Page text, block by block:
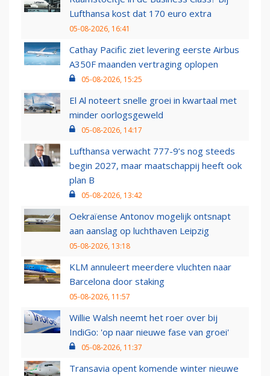
Lufthansa kost dat 170 euro extra
05-08-2026, 16:41
Cathay Pacific ziet levering eerste Airbus
A350F maanden vertraging oplopen
05-08-2026, 15:25
El Al noteert snelle groei in kwartaal met
minder oorlogsgeweld
05-08-2026, 14:17
Lufthansa verwacht 777-9’s nog steeds
begin 2027, maar maatschappij heeft ook
plan B
05-08-2026, 13:42
Oekraïense Antonov mogelijk ontsnapt
aan aanslag op luchthaven Leipzig
05-08-2026, 13:18
KLM annuleert meerdere vluchten naar
Barcelona door staking
05-08-2026, 11:57
Willie Walsh neemt het roer over bij
IndiGo: 'op naar nieuwe fase van groei'
05-08-2026, 11:37
Transavia opent komende winter nieuwe